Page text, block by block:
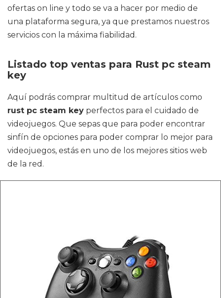
ofertas on line y todo se va a hacer por medio de
una plataforma segura, ya que prestamos nuestros
servicios con la máxima fiabilidad.
Listado top ventas para Rust pc steam
key
Aquí podrás comprar multitud de artículos como
rust pc steam key perfectos para el cuidado de
videojuegos. Que sepas que para poder encontrar
sinfín de opciones para poder comprar lo mejor para
videojuegos, estás en uno de los mejores sitios web
de la red.